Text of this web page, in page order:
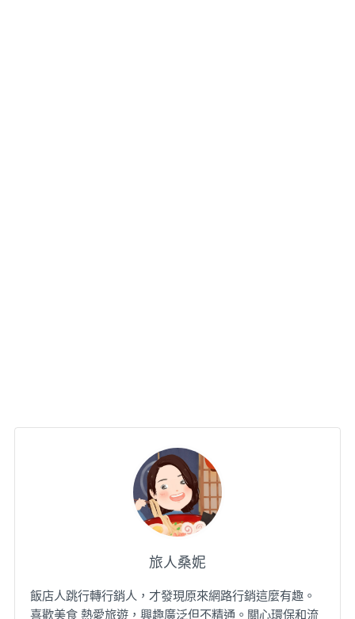
旅人桑妮
飯店人跳行轉行銷人，才發現原來網路行銷這麼有趣。
喜歡美食 熱愛旅遊，興趣廣泛但不精通。關心環保和流